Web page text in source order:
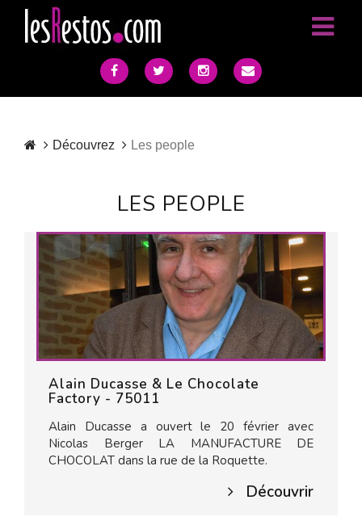
Découvrez Les people
LES PEOPLE
Alain Ducasse & Le Chocolate
Factory - 75011
Alain Ducasse a ouvert le 20 février avec
Nicolas Berger LA MANUFACTURE DE
CHOCOLAT dans la rue de la Roquette.
Découvrir